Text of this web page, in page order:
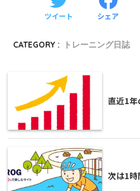
ツイート シェア
CATEGORY : トレーニング日誌
直近1
次は1時